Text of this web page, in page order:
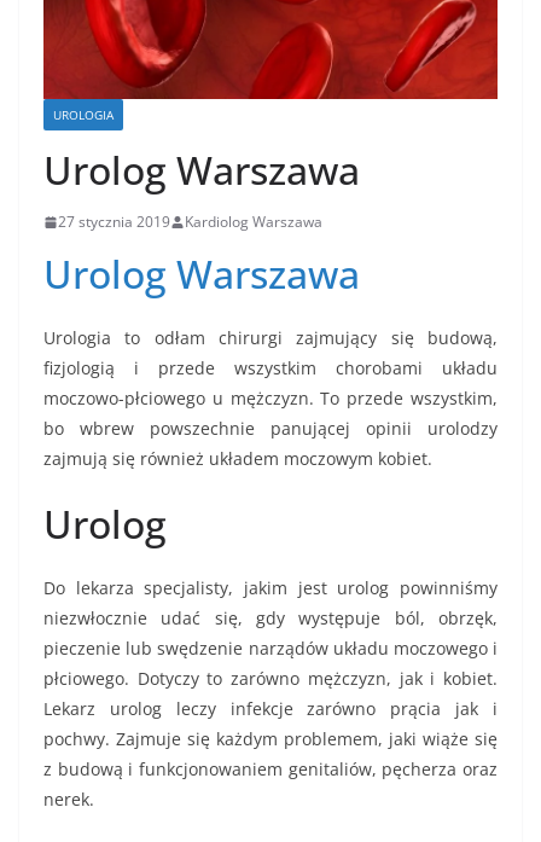
UROLOGIA
Urolog Warszawa
27 stycznia 2019 Kardiolog Warszawa
Urolog Warszawa
Urologia to odłam chirurgi zajmujący się budową,
fizjologią i przede wszystkim chorobami układu
moczowo-płciowego u mężczyzn. To przede wszystkim,
bo wbrew powszechnie panującej opinii urolodzy
zajmują się również układem moczowym kobiet.
Urolog
Do lekarza specjalisty, jakim jest urolog powinniśmy
niezwłocznie udać się, gdy występuje ból, obrzęk,
pieczenie lub swędzenie narządów układu moczowego i
płciowego. Dotyczy to zarówno mężczyzn, jak i kobiet.
Lekarz urolog leczy infekcje zarówno prącia jak i
pochwy. Zajmuje się każdym problemem, jaki wiąże się
z budową i funkcjonowaniem genitaliów, pęcherza oraz
nerek.